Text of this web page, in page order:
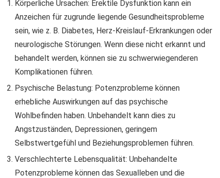
Körperliche Ursachen: Erektile Dysfunktion kann ein
Anzeichen für zugrunde liegende Gesundheitsprobleme
sein, wie z. B. Diabetes, Herz-Kreislauf-Erkrankungen oder
neurologische Störungen. Wenn diese nicht erkannt und
behandelt werden, können sie zu schwerwiegenderen
Komplikationen führen.
Psychische Belastung: Potenzprobleme können
erhebliche Auswirkungen auf das psychische
Wohlbefinden haben. Unbehandelt kann dies zu
Angstzuständen, Depressionen, geringem
Selbstwertgefühl und Beziehungsproblemen führen.
Verschlechterte Lebensqualität: Unbehandelte
Potenzprobleme können das Sexualleben und die